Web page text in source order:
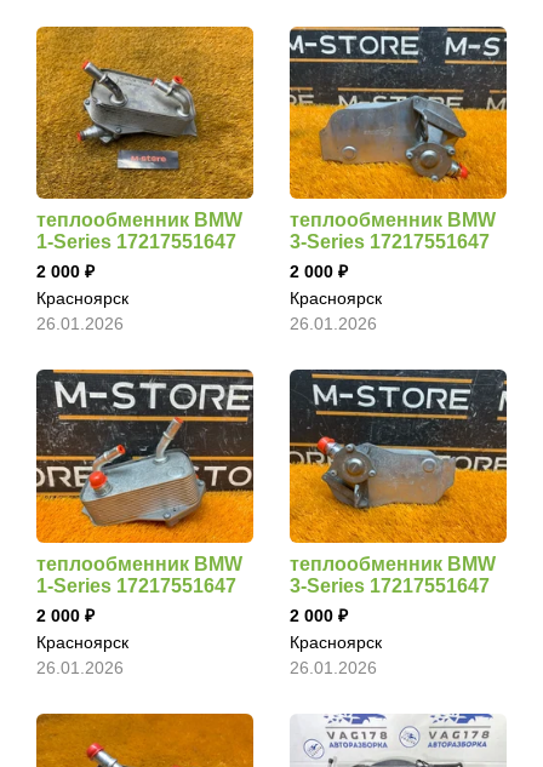
теплообменник BMW
1-Series 17217551647
2 000
Красноярск
26.01.2026
теплообменник BMW
3-Series 17217551647
2 000
Красноярск
26.01.2026
теплообменник BMW
1-Series 17217551647
2 000
Красноярск
26.01.2026
теплообменник BMW
3-Series 17217551647
2 000
Красноярск
26.01.2026